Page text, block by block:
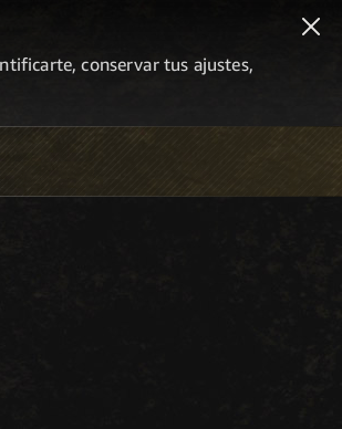
conservar tus ajustes,